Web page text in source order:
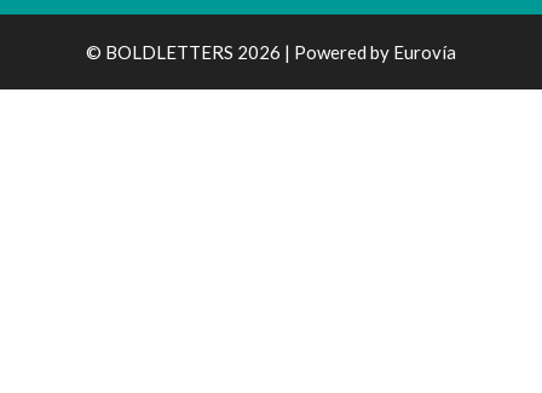
© BOLDLETTERS 2026 | Powered by Eurovía